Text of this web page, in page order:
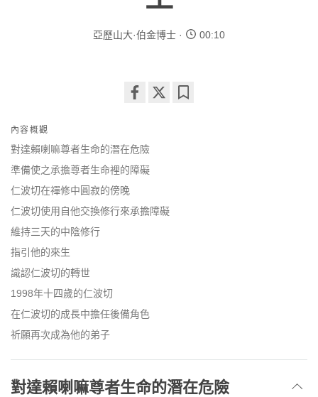
亞歷山大·伯金博士 00:10
facebook
內容概觀
對達賴喇嘛尊者生命的潛在危險
準備使之承擔尊者生命裡的障礙
仁波切在禪修中圓寂的傍晚
仁波切使用自他交換修行來承擔障礙
維持三天的中陰修行
指引他的來生
識認仁波切的轉世
1998年十四歲的仁波切
在仁波切的成長中擔任後備角色
祈願再次成為他的弟子
對達賴喇嘛尊者生命的潛在危險